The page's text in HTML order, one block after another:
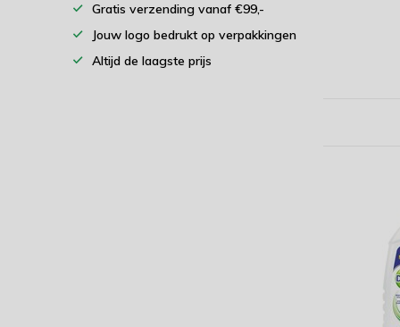
Gratis verzending vanaf €99,-
Jouw logo bedrukt op verpakkingen
Altijd de laagste prijs